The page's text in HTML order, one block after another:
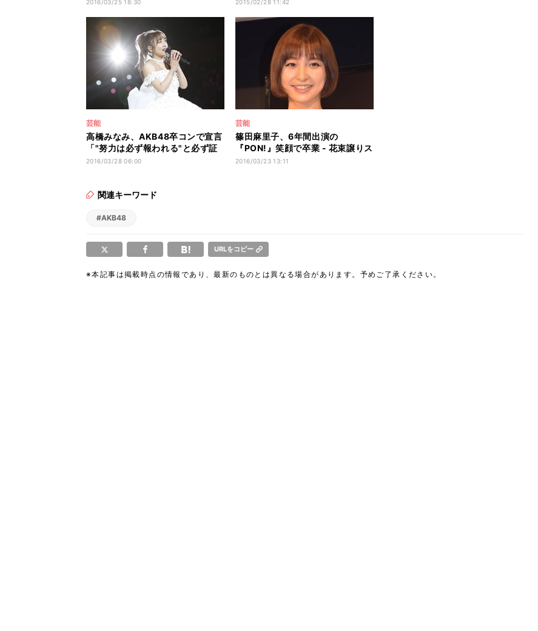
2016/03/25 18:30 2015/02/28 11:42
芸能
高橋みなみ、AKB48卒コンで宣言
「"努力は必ず報われる"と必ず証
明します」
2016/03/28 06:00
芸能
篠田麻里子、6年間出演の
『PON!』笑顔で卒業 - 花束譲りス
タジオ盛り上げる
2016/03/23 13:11
関連キーワード
#AKB48
URLをコピー
※本記事は掲載時点の情報であり、最新のものとは異なる場合があります。予めご了承ください。